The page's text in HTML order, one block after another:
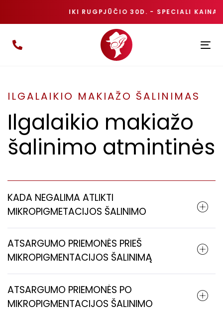
IKI RUGPJŪČIO 30D. - SPECIALI KAINA
ILGALAIKIO MAKIAŽO ŠALINIMAS
Ilgalaikio makiažo
šalinimo atmintinės
KADA NEGALIMA ATLIKTI
MIKROPIGMETACIJOS ŠALINIMO
ATSARGUMO PRIEMONĖS PRIEŠ
MIKROPIGMENTACIJOS ŠALINIMĄ
ATSARGUMO PRIEMONĖS PO
MIKROPIGMENTACIJOS ŠALINIMO